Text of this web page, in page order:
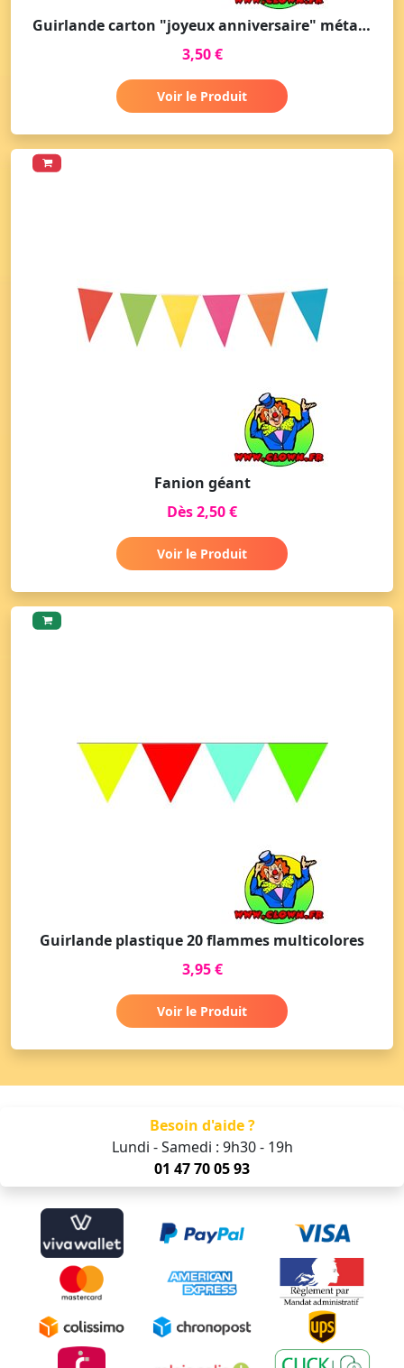
Guirlande carton "joyeux anniversaire" métalisé
3,50 €
Voir le Produit
Fanion géant
Dès 2,50 €
Voir le Produit
Guirlande plastique 20 flammes multicolores
3,95 €
Voir le Produit
Besoin d'aide ?
Lundi - Samedi : 9h30 - 19h
01 47 70 05 93